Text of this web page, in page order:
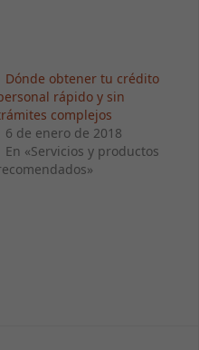
Dónde obtener tu crédito
rápido y sin
complejos
6 de enero de 2018
En «Servicios y productos
Necesarias
Estas
cookies no
son
opcionales.